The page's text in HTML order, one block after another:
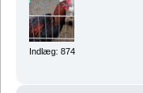
Indlæg: 874